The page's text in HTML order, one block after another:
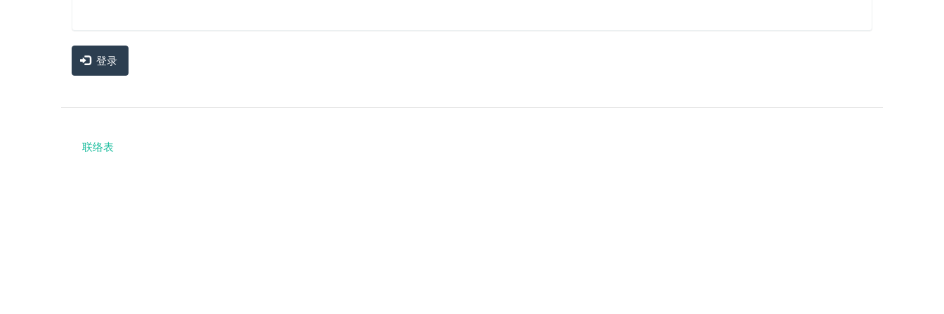
登录
Footer
联络表